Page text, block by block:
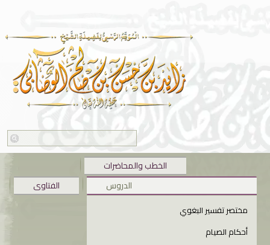
الخطب والمحاضرات
الدروس
مختصر تفسير البغوي
أحكام الصيام
الفتاوى